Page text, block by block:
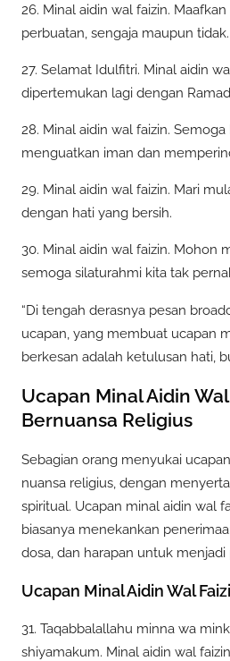
26. Minal aidin wal faizin.
perbuatan, sengaja maupun tidak.
27. Selamat Idulfitri. Minal aidin
dipertemukan lagi dengan
28. Minal aidin wal faizin.
menguatkan iman dan
29. Minal aidin wal faizin. Mari
dengan hati yang bersih.
30. Minal aidin wal faizin. Mohon
semoga silaturahmi kita tak
“Di tengah derasnya pesan
ucapan, yang membuat ucapan
berkesan adalah ketulusan hati,
Ucapan Minal Aidin
Bernuansa Religius
Sebagian orang menyukai
nuansa religius, dengan
spiritual. Ucapan minal aidin wal
biasanya menekankan
dosa, dan harapan untuk
Ucapan Minal Aidin Wal
31. Taqabbalallahu minna wa
shiyamakum. Minal aidin wal